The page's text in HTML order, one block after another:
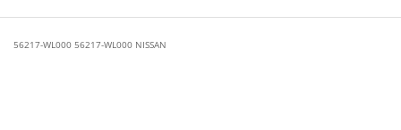
56217-WL000 56217-WL000 NISSAN